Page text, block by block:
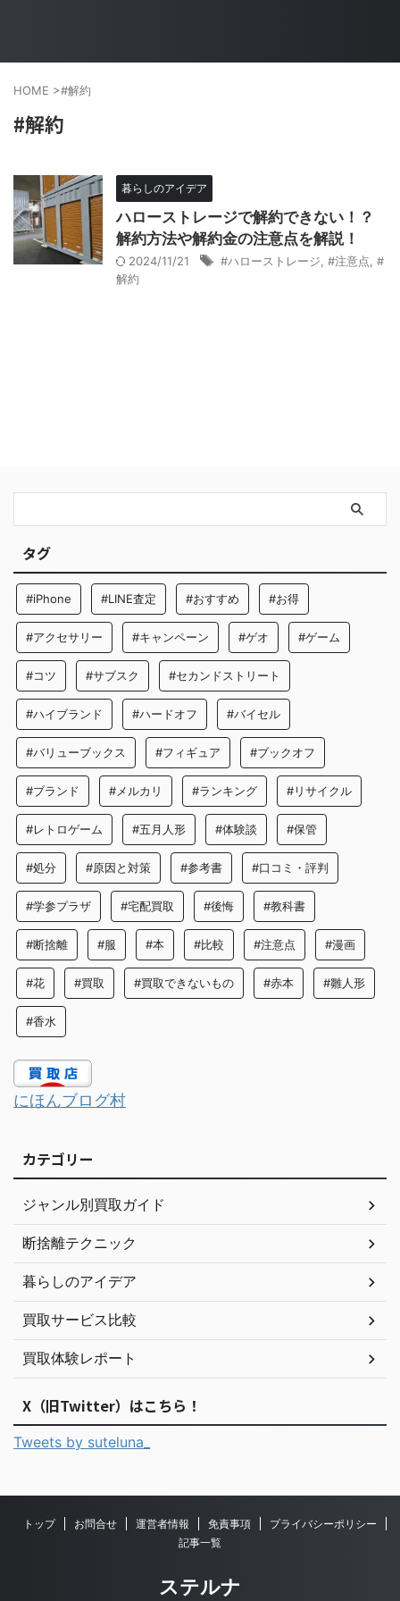
HOME >#解約
#解約
暮らしのアイデア
ハローストレージで解約できない！？
解約方法や解約金の注意点を解説！
2024/11/21 #ハローストレージ #注意点 #
解約
タグ
#iPhone #LINE査定 #おすすめ #お得
#アクセサリー #キャンペーン #ゲオ #ゲーム
#コツ #サブスク #セカンドストリート
#ハイブランド #ハードオフ #バイセル
#バリューブックス #フィギュア #ブックオフ
#ブランド #メルカリ #ランキング #リサイクル
#レトロゲーム #五月人形 #体験談 #保管
#処分 #原因と対策 #参考書 #口コミ・評判
#学参プラザ #宅配買取 #後悔 #教科書
#断捨離 #服 #本 #比較 #注意点 #漫画
#花 #買取 #買取できないもの #赤本 #雛人形
#香水
にほんブログ村
カテゴリー
ジャンル別買取ガイド
断捨離テクニック
暮らしのアイデア
買取サービス比較
買取体験レポート
X（旧Twitter）はこちら！
Tweets by suteluna_
トップ お問合せ 運営者情報 免責事項
プライバシーポリシー
記事一覧
ステルナ